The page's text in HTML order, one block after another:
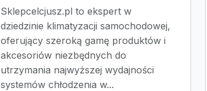
Sklepcelcjusz.pl to ekspert w
dziedzinie klimatyzacji samochodowej,
oferujący szeroką gamę produktów i
akcesoriów niezbędnych do
utrzymania najwyższej wydajności
systemów chłodzenia w...